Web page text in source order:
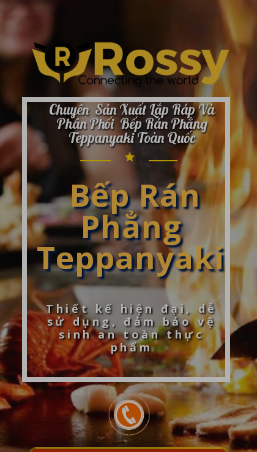
Chuyên Sản Xuất Lắp Ráp Và
Phân Phối Bếp Rán Phẳng
Teppanyaki Toàn Quốc
Thiết kế hiện đại, dễ
sử dụng, đảm bảo vệ
sinh an toàn thực
phẩm
Bếp Rán
Phẳng
Teppanyaki